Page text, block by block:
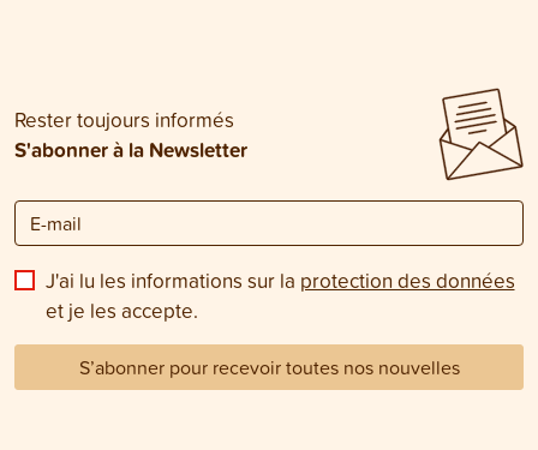
Rester toujours informés
S'abonner à la Newsletter
J'ai lu les informations sur la protection des données
et je les accepte.
S’abonner pour recevoir toutes nos nouvelles